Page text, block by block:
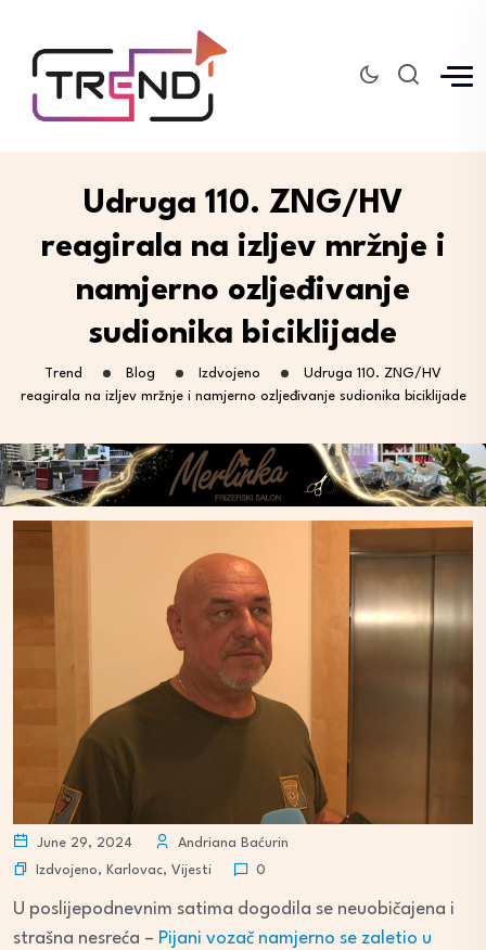
Udruga 110. ZNG/HV
reagirala na izljev mržnje i
namjerno ozljeđivanje
sudionika biciklijade
Trend Blog Izdvojeno
Udruga 110. ZNG/HV
reagirala na izljev mržnje i namjerno ozljeđivanje sudionika biciklijade
June 29, 2024
Andriana Baćurin
Izdvojeno, Karlovac, Vijesti 0
U poslijepodnevnim satima dogodila se neuobičajena i
strašna nesreća – Pijani vozač namjerno se zaletio u